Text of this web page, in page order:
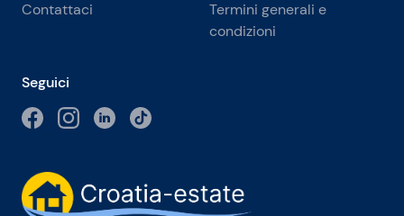
Contattaci
Termini generali e
condizioni
Seguici